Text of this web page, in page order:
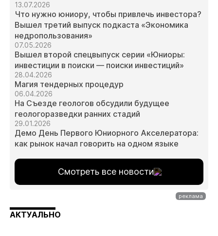
13.07.2026
Что нужно юниору, чтобы привлечь инвестора?
Вышел третий выпуск подкаста «Экономика
недропользования»
07.05.2026
Вышел второй спецвыпуск серии «Юниоры:
инвестиции в поиски — поиски инвестиций»
28.04.2026
Магия тендерных процедур
06.04.2026
На Съезде геологов обсудили будущее
геологоразведки ранних стадий
29.01.2026
Демо День Первого Юниорного Акселератора:
как рынок начал говорить на одном языке
Смотреть все новости
АКТУАЛЬНО